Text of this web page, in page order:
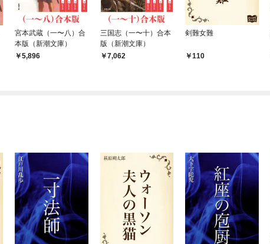
宮本武蔵（一〜八）合
本版（新潮文庫）
5,896
三国志（一〜十）合本
版（新潮文庫）
7,062
剣難女難
110